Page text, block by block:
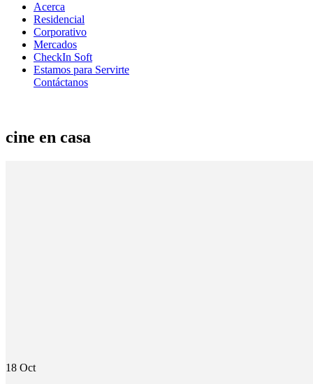
Acerca
Residencial
Corporativo
Mercados
CheckIn Soft
Estamos para Servirte
Contáctanos
cine en casa
18 Oct